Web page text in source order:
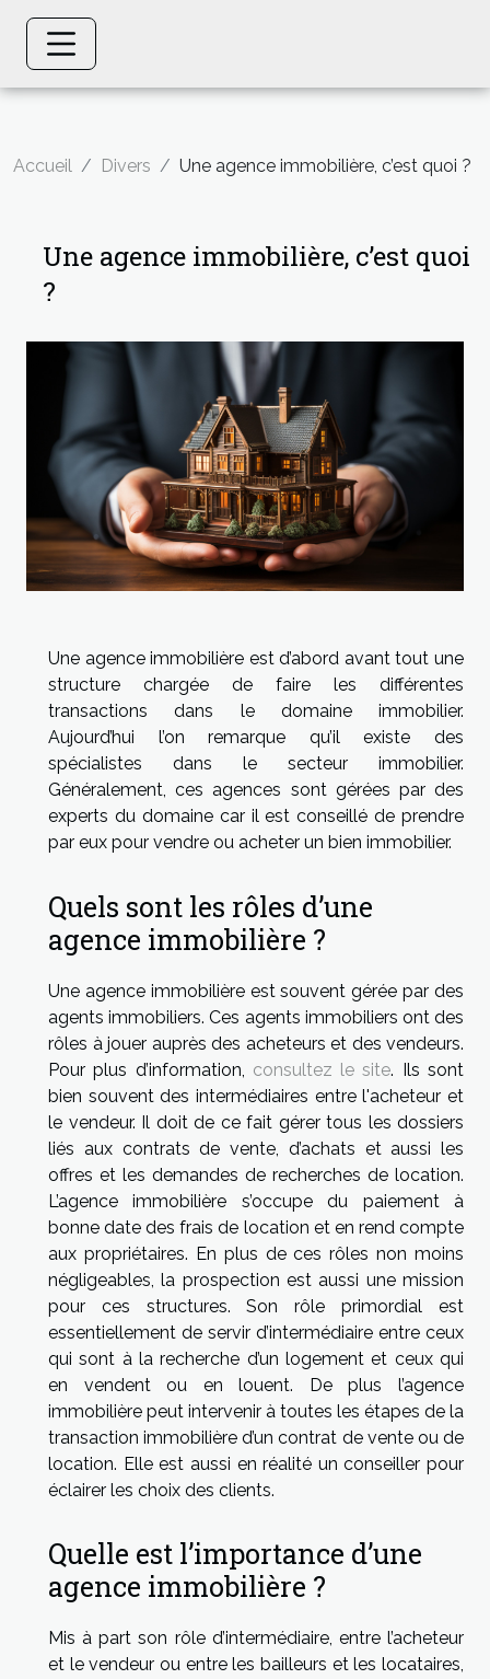
Accueil Divers Une agence immobilière, c’est quoi ?
Une agence immobilière, c’est quoi
?
Une agence immobilière est d’abord avant tout une
structure chargée de faire les différentes
transactions dans le domaine immobilier.
Aujourd’hui l’on remarque qu’il existe des
spécialistes dans le secteur immobilier.
Généralement, ces agences sont gérées par des
experts du domaine car il est conseillé de prendre
par eux pour vendre ou acheter un bien immobilier.
Quels sont les rôles d’une
agence immobilière ?
Une agence immobilière est souvent gérée par des
agents immobiliers. Ces agents immobiliers ont des
rôles à jouer auprès des acheteurs et des vendeurs.
Pour plus d’information, consultez le site. Ils sont
bien souvent des intermédiaires entre l'acheteur et
le vendeur. Il doit de ce fait gérer tous les dossiers
liés aux contrats de vente, d’achats et aussi les
offres et les demandes de recherches de location.
L’agence immobilière s’occupe du paiement à
bonne date des frais de location et en rend compte
aux propriétaires. En plus de ces rôles non moins
négligeables, la prospection est aussi une mission
pour ces structures. Son rôle primordial est
essentiellement de servir d’intermédiaire entre ceux
qui sont à la recherche d’un logement et ceux qui
en vendent ou en louent. De plus l’agence
immobilière peut intervenir à toutes les étapes de la
transaction immobilière d’un contrat de vente ou de
location. Elle est aussi en réalité un conseiller pour
éclairer les choix des clients.
Quelle est l’importance d’une
agence immobilière ?
Mis à part son rôle d’intermédiaire, entre l’acheteur
et le vendeur ou entre les bailleurs et les locataires,